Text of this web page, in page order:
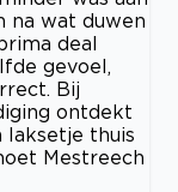
na wat duwen
deal
gevoel,
Bij
ontdekt
laksetje thuis
Mestreech